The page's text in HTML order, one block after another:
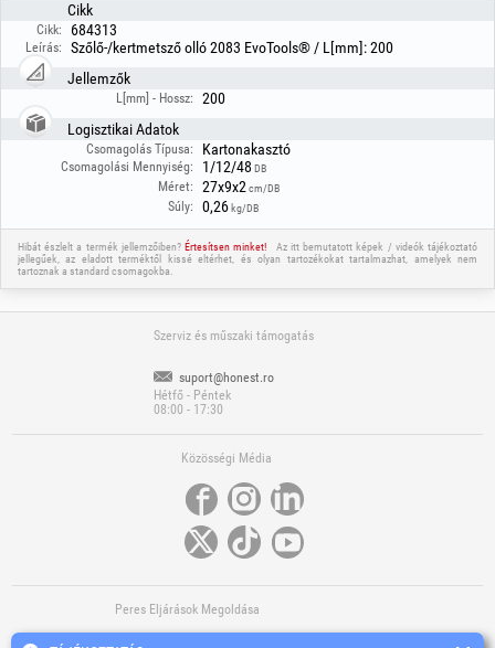
Az ergonomikus PP + TPR nyél fokozott kényelmet és biztos fogást nyújt,
csökkentve a kéz fáradását még hosszan tartó használat esetén is. Tartós,
praktikus és hatékony; ez a metszőolló nélkülözhetetlen eszköz minden
kertészkedés iránt rajongó számára.
Cikk
Cikk: 684313
Leírás:
Szőlő-/kertmetsző olló 2083 EvoTools® / L[mm]: 200
Jellemzők
L[mm] - Hossz:
200
Logisztikai Adatok
Csomagolás Típusa: Kartonakasztó
Csomagolási Mennyiség: 1/12/48 DB
Méret: 27x9x2 cm/DB
Súly: 0,26 kg/DB
Hibát észlelt a termék jellemzőiben?Értesítsen minket!
Az itt bemutatott képek / videók tájékoztató
jellegűek, az eladott terméktől kissé eltérhet, és olyan tartozékokat tartalmazhat, amelyek nem
tartoznak a standard csomagokba.
Szerviz és műszaki támogatás
suport@honest.ro
Hétfő - Péntek
08:00 - 17:30
Közösségi Média
Peres Eljárások Megoldása